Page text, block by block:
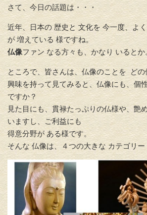
さて、今日の話題は・・・
近年、日本の 歴史と 文化を 今一度、よ
が 増えている 様ですね。
仏像ファン なる方々も、かなり いるとか
ところで、皆さんは、仏像のことを ど
興味を持って見てみると、仏像にも、個
ですか？
見た目にも、貫禄たっぷりの仏様や、艶
いますし、ご利益にも
得意分野が ある様です。
そんな 仏像は、４つの大きな カテゴリ